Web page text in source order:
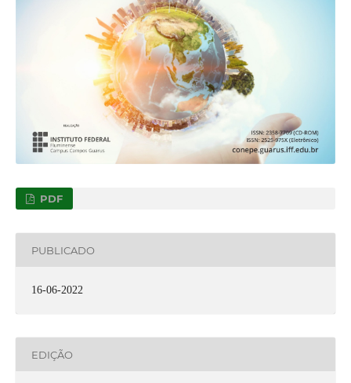
PDF
PUBLICADO
16-06-2022
EDIÇÃO